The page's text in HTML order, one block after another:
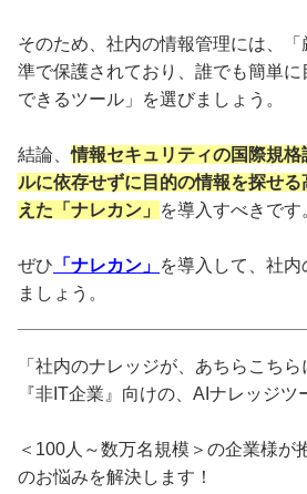
そのため、社内の情報管理には、
準で保護されており、誰でも簡単
できるツール」を選びましょう。
結論、情報セキュリティの国際規
ルに依存せずに目的の情報を探せ
えた「ナレカン」
を導入すべきです
ぜひ 「ナレカン」 を導入して、社
ましょう。
「社内のナレッジが、あちらこちら
『非IT企業』向けの、AIナレッジツ
＜100人～数万名規模＞の企業様が
のお悩みを解決します！